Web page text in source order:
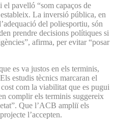
el pavelló “som capaços de
La inversió pública, en
del poliesportiu, són
prendre decisions polítiques si
afirma, per evitar “posar
es va justos en els terminis,
estudis tècnics marcaran el
com la viabilitat que es pugui
complir els terminis suggereix
Que l’ACB ampliï els
l’accepten.